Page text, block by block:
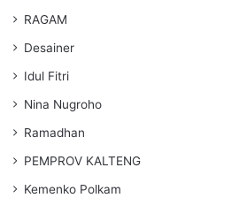
RAGAM
Desainer
Idul Fitri
Nina Nugroho
Ramadhan
PEMPROV KALTENG
Kemenko Polkam